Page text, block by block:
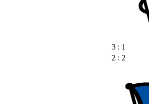
3 : 1
2 : 2